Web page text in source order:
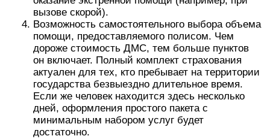
вызове скорой).
Возможность самостоятельного выбора объема
помощи, предоставляемого полисом. Чем
дороже стоимость ДМС, тем больше пунктов
он включает. Полный комплект страхования
актуален для тех, кто пребывает на территории
государства безвыездно длительное время.
Если же человек находится здесь несколько
дней, оформления простого пакета с
минимальным набором услуг будет
достаточно.